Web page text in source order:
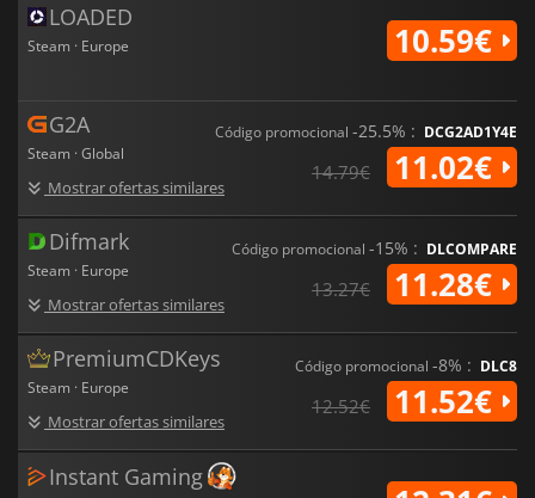
LOADED
Steam · Europe 10.59€
G2A
Steam · Global
Mostrar ofertas similares
Código promocional -25.5% : DCG2AD1Y4E
14.79€ 11.02€
Difmark
Steam · Europe
Mostrar ofertas similares
Código promocional -15% : DLCOMPARE
13.27€ 11.28€
PremiumCDKeys
Steam · Europe
Mostrar ofertas similares
Código promocional -8% : DLC8
12.52€ 11.52€
Instant Gaming